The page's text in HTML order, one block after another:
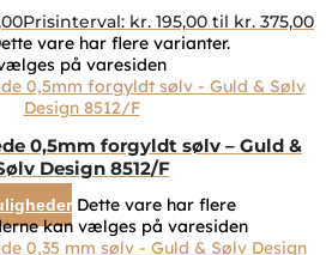
Prisinterval: kr. 195,00 til kr. 375,00
vare har flere varianter.
på varesiden
0,5mm forgyldt sølv – Guld &
Design 8512/F
Dette vare har flere
kan vælges på varesiden